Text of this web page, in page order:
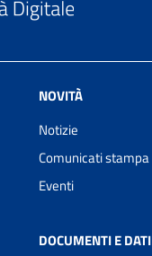
NOVITÀ
Notizie
Comunicati stampa
Eventi
DOCUMENTI E DATI